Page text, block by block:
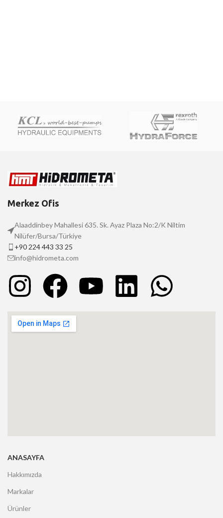
Merkez Ofis
Alaaddinbey Mahallesi 635. Sk. Ayaz Plaza No:2/K Niltim
Nilüfer/Bursa/Türkiye
+90 224 443 33 25
info@hidrometa.com
ANASAYFA
Hakkımızda
Markalar
Ürünler